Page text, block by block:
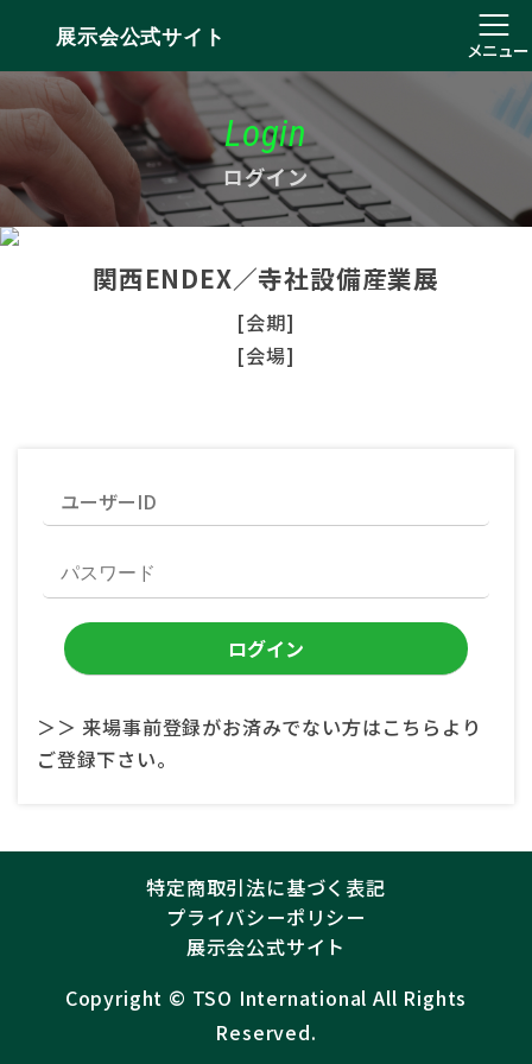
展示会公式サイト
メニュー
Login
ログイン
関西ENDEX／寺社設備産業展
[会期]
[会場]
＞＞ 来場事前登録がお済みでない方はこちらより
ご登録下さい。
特定商取引法に基づく表記
プライバシーポリシー
展示会公式サイト
Copyright ©︎ TSO International All Rights
Reserved.